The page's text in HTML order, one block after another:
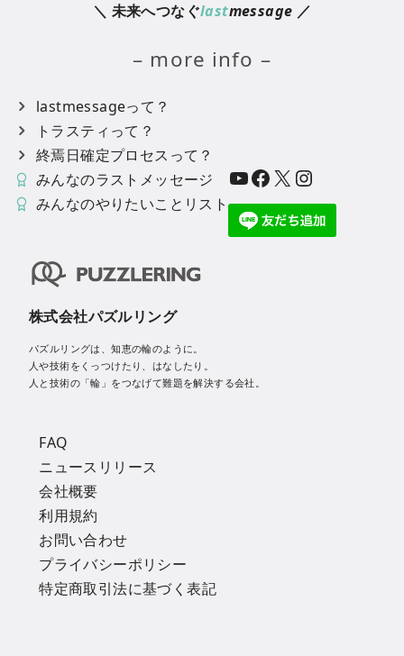
＼ 未来へつなぐlastmessage ／
– more info –
lastmessageって？
トラスティって？
終焉日確定プロセスって？
みんなのラストメッセージ
みんなのやりたいことリスト
YouTube Facebook X Instagram
株式会社パズルリング
パズルリングは、知恵の輪のように。
人や技術をくっつけたり、はなしたり。
人と技術の「輪」をつなげて難題を解決する会社。
FAQ
ニュースリリース
会社概要
利用規約
お問い合わせ
プライバシーポリシー
特定商取引法に基づく表記